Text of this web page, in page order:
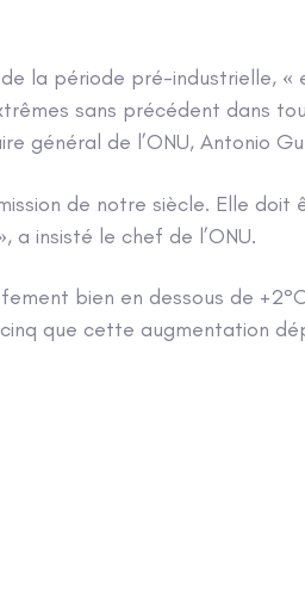
la période pré-industrielle, «
sans précédent dans
général de l’ONU, Antonio
de notre siècle. Elle doit
a insisté le chef de l’ONU.
bien en dessous de
que cette augmentation